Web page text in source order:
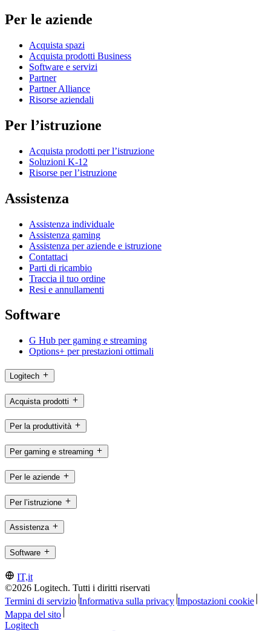
Per le aziende
Acquista spazi
Acquista prodotti Business
Software e servizi
Partner
Partner Alliance
Risorse aziendali
Per l’istruzione
Acquista prodotti per l’istruzione
Soluzioni K-12
Risorse per l’istruzione
Assistenza
Assistenza individuale
Assistenza gaming
Assistenza per aziende e istruzione
Contattaci
Parti di ricambio
Traccia il tuo ordine
Resi e annullamenti
Software
G Hub per gaming e streaming
Options+ per prestazioni ottimali
Logitech
Acquista prodotti
Per la produttività
Per gaming e streaming
Per le aziende
Per l’istruzione
Assistenza
Software
IT,it
©2026 Logitech. Tutti i diritti riservati
Termini di servizio Informativa sulla privacy Impostazioni cookie
Mappa del sito
Logitech